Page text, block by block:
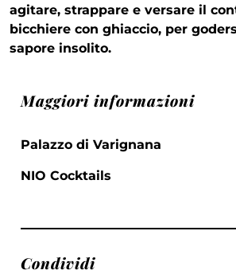
agitare, strappare e versare il
bicchiere con ghiaccio, per
sapore insolito.
Maggiori informazioni
Palazzo di Varignana
NIO Cocktails
Condividi